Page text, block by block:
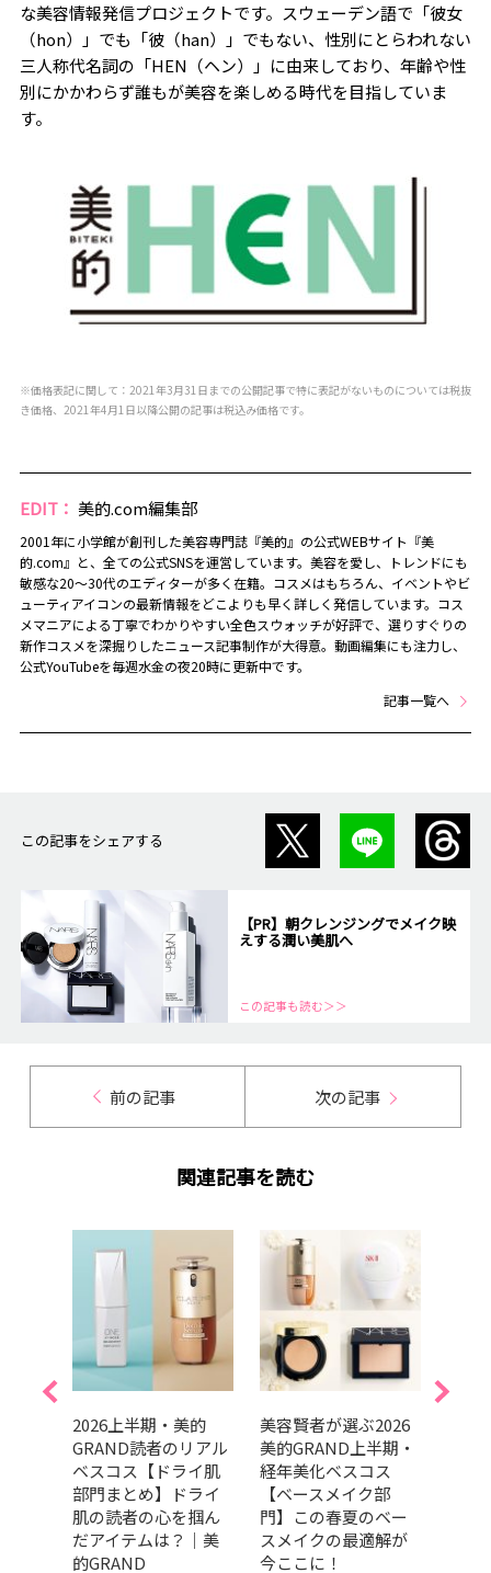
な美容情報発信プロジェクトです。スウェーデン語で「彼女
（hon）」でも「彼（han）」でもない、性別にとらわれない
三人称代名詞の「HEN（ヘン）」に由来しており、年齢や性
別にかかわらず誰もが美容を楽しめる時代を目指していま
す。
※価格表記に関して：2021年3月31日までの公開記事で特に表記がないものについては税抜
き価格、2021年4月1日以降公開の記事は税込み価格です。
EDIT： 美的.com編集部
2001年に小学館が創刊した美容専門誌『美的』の公式WEBサイト『美
的.com』と、全ての公式SNSを運営しています。美容を愛し、トレンドにも
敏感な20～30代のエディターが多く在籍。コスメはもちろん、イベントやビ
ューティアイコンの最新情報をどこよりも早く詳しく発信しています。コス
メマニアによる丁寧でわかりやすい全色スウォッチが好評で、選りすぐりの
新作コスメを深掘りしたニュース記事制作が大得意。動画編集にも注力し、
公式YouTubeを毎週水金の夜20時に更新中です。
記事一覧へ
この記事をシェアする
【PR】朝クレンジングでメイク映
えする潤い美肌へ
この記事も読む＞＞
前の記事 次の記事
関連記事を読む
2026上半期・美的
GRAND読者のリアル
ベスコス【ドライ肌
部門まとめ】ドライ
肌の読者の心を掴ん
だアイテムは？｜美
的GRAND
美容賢者が選ぶ2026
美的GRAND上半期・
経年美化ベスコス
【ベースメイク部
門】この春夏のベー
スメイクの最適解が
今ここに！